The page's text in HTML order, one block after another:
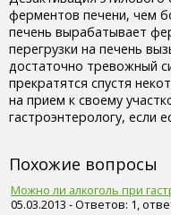
ферментов печени, чем
печень вырабатывает
перегрузки на печень
достаточно тревожный
прекратятся спустя
на прием к своему
гастроэнтерологу, если
Похожие вопросы
Можно ли алкоголь при
05.03.2013 - Ответов: 1,